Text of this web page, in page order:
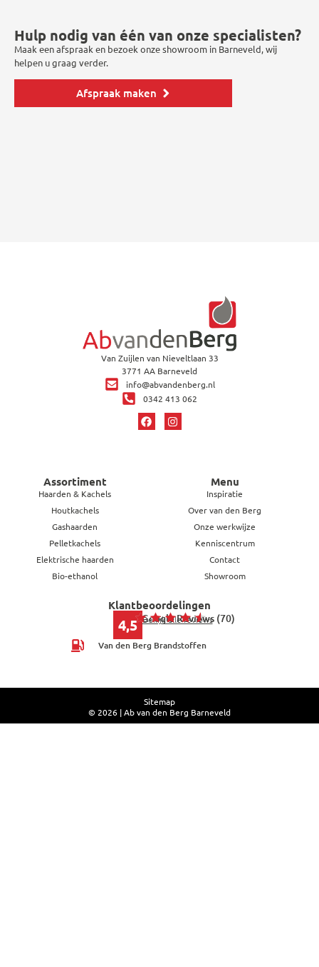
Hulp nodig van één van onze specialisten?
Maak een afspraak en bezoek onze showroom in Barneveld, wij
helpen u graag verder.
Afspraak maken
Van Zuijlen van Nieveltlaan 33
3771 AA Barneveld
info@abvandenberg.nl
0342 413 062
Assortiment
Haarden & Kachels
Houtkachels
Gashaarden
Pelletkachels
Elektrische haarden
Bio-ethanol
Menu
Inspiratie
Over van den Berg
Onze werkwijze
Kenniscentrum
Contact
Showroom
Klantbeoordelingen
4,5 Google Reviews (70)
Bekijk alle reviews
Van den Berg Brandstoffen
© 2026 | Ab van den Berg Barneveld
Sitemap